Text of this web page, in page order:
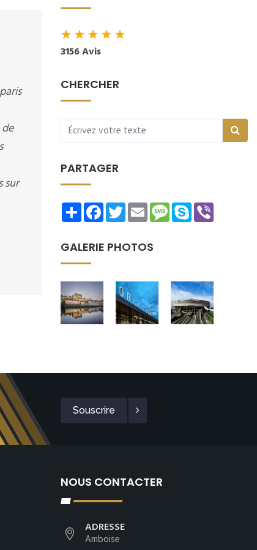
sur
★★★★★
3156 Avis
CHERCHER
PARTAGER
ShareFacebookTwitterEmailMessage
Skype
GALERIE PHOTOS
Souscrire
NOUS CONTACTER
ADRESSE
Amboise